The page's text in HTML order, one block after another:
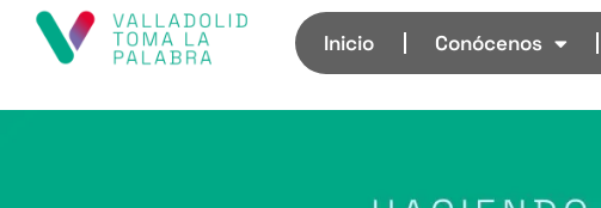
Inicio Conócenos